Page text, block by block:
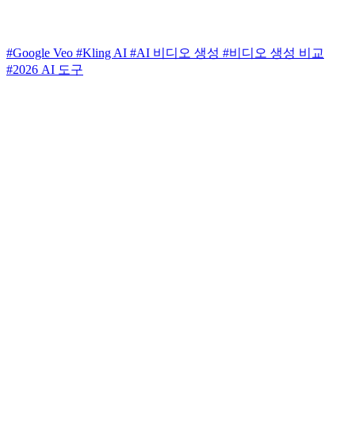
#Google Veo #Kling AI #AI 비디오 생성 #비디오 생성 비교
#2026 AI 도구